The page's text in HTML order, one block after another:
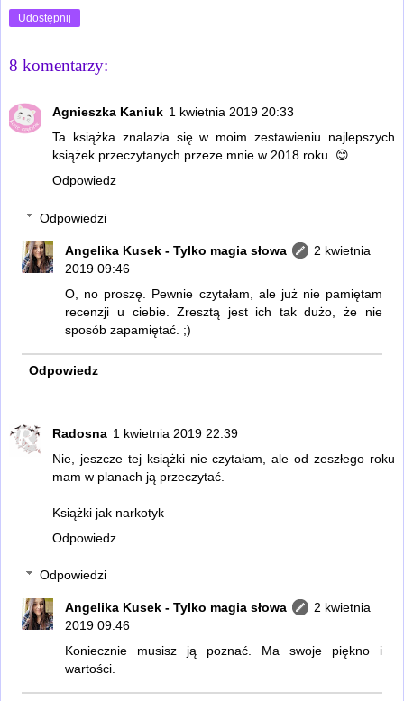
Udostępnij
8 komentarzy:
Agnieszka Kaniuk 1 kwietnia 2019 20:33
Ta książka znalazła się w moim zestawieniu najlepszych
książek przeczytanych przeze mnie w 2018 roku. 😊
Odpowiedz
Odpowiedzi
Angelika Kusek - Tylko magia słowa
2 kwietnia
2019 09:46
O, no proszę. Pewnie czytałam, ale już nie pamiętam
recenzji u ciebie. Zresztą jest ich tak dużo, że nie
sposób zapamiętać. ;)
Odpowiedz
Radosna 1 kwietnia 2019 22:39
Nie, jeszcze tej książki nie czytałam, ale od zeszłego roku
mam w planach ją przeczytać.
Książki jak narkotyk
Odpowiedz
Odpowiedzi
Angelika Kusek - Tylko magia słowa
2 kwietnia
2019 09:46
Koniecznie musisz ją poznać. Ma swoje piękno i
wartości.